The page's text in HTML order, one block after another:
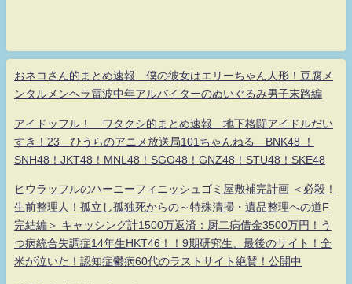
おネコさん的まとめ速報 僕の彼女はエリーちゃん人形！豆腐メ
ンタルメンヘラ電波中年アルバイターのぬいぐるみ男子末路編
アイドッフル！ ワタクシ的まとめ速報 地下格闘アイドルだい
すき！23 ひうらのアニメ放送局101ちゃんねる BNK48 ！
SNH48！JKT48！MNL48！SGO48！GNZ48！STU48！SKE48
ヒウラッフルのハーニーフィニッシュゴミ屋敷補完計画 ＜必殺！
生前整理人！孤立し孤独死からの～特殊清掃・遺品整理への道F
完結編＞ キャッシング計1500万返済：厨二病借金3500万円！う
つ病統合失調症14年生HKT46！！9期研究生、最後のサイト！全
米が泣いた！認知症鬱病60代のラストサイト絶賛！公開中